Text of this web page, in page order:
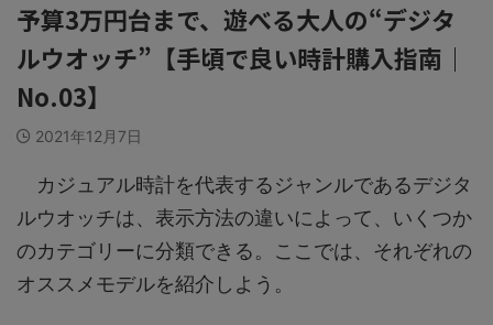
予算3万円台まで、遊べる大人の“デジタ
ルウオッチ”【手頃で良い時計購入指南｜
No.03】
2021年12月7日
カジュアル時計を代表するジャンルであるデジタ
ルウオッチは、表示方法の違いによって、いくつか
のカテゴリーに分類できる。ここでは、それぞれの
オススメモデルを紹介しよう。